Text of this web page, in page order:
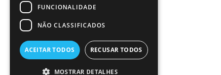
FUNCIONALIDADE
NÃO CLASSIFICADOS
ACEITAR TODOS RECUSAR TODOS
MOSTRAR DETALHES